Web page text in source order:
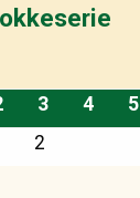
3 4
5
2